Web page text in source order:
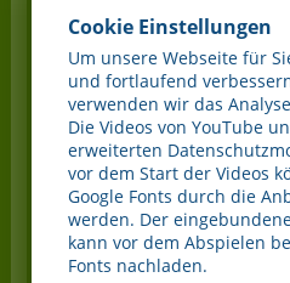
Zeiten des Wandels -
Kontemplation
Dieses Einführungsjahr umfasst
startet im Januar 2013.
Am 07.12.2012 von 11:00 - 15:00
kostenlosen Schnuppertagein.
Gelegenheit, Manfred de Vries
kennenzulernen.
3) Auf den Spuren der Seele -
und Selbstverbindung
Start der Fortbildung ist im
Zahlreiche Seminare mit Andrea
Cookie Einstellungen
Um unsere Webseite für
und fortlaufend
verwenden wir das
Die Videos von YouTube
erweiterten
vor dem Start der Videos
Google Fonts durch die
werden. Der
kann vor dem Abspielen
Fonts nachladen.